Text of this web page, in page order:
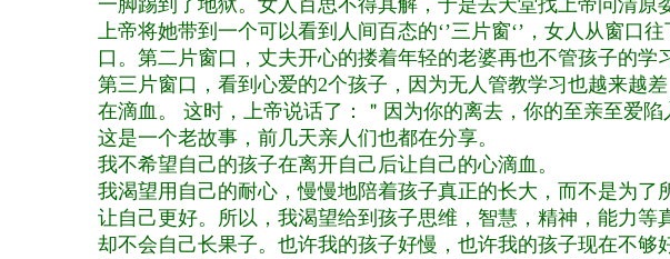
一脚踢到了地狱。女人百思不得其解，于是去天堂找上帝问清原
上帝将她带到一个可以看到人间百态的‘’三片窗‘’，女人从窗
口。第二片窗口，丈夫开心的搂着年轻的老婆再也不管孩子的学
第三片窗口，看到心爱的2个孩子，因为无人管教学习也越来越
在滴血。 这时，上帝说话了：＂因为你的离去，你的至亲至爱
这是一个老故事，前几天亲人们也都在分享。
我不希望自己的孩子在离开自己后让自己的心滴血。
我渴望用自己的耐心，慢慢地陪着孩子真正的长大，而不是为
让自己更好。所以，我渴望给到孩子思维，智慧，精神，能力
却不会自己长果子。也许我的孩子好慢，也许我的孩子现在不